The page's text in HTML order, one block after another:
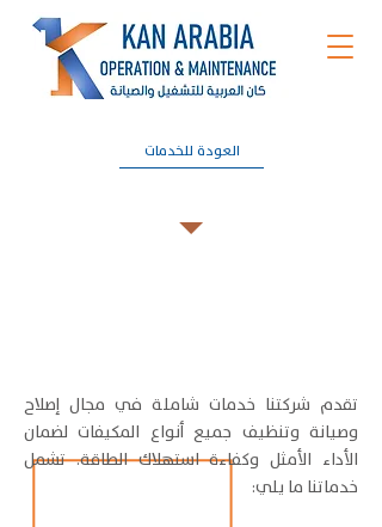
العودة للخدمات
تقدم شركتنا خدمات شاملة في مجال إصلاح
وصيانة وتنظيف جميع أنواع المكيفات لضمان
الأداء الأمثل وكفاءة استهلاك الطاقة. تشمل
خدماتنا ما يلي: